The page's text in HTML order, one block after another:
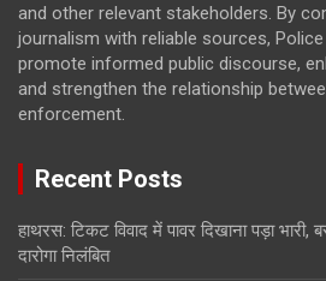
and other relevant stakeholders. By
journalism with reliable sources,
promote informed public discourse,
and strengthen the relationship
enforcement.
Recent Posts
हाथरस: टिकट विवाद में पावर दिखाना पड़ा
दारोगा निलंबित